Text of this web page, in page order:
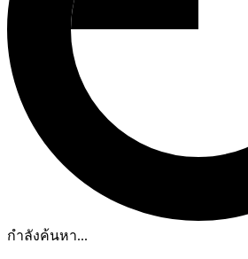
กำลังค้นหา...